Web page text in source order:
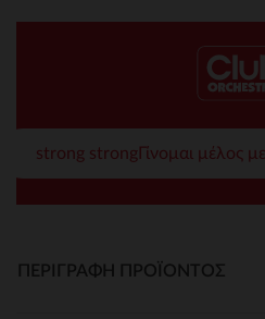
strong strongΓίνομαι μέλος
ΠΕΡΙΓΡΑΦΉ ΠΡΟΪΌΝΤΟΣ